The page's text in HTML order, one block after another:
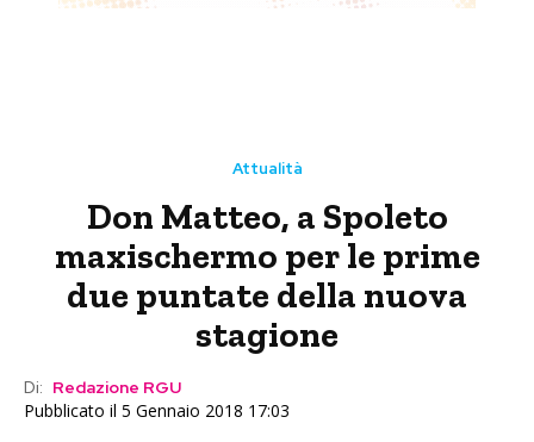
Attualità
Don Matteo, a Spoleto
maxischermo per le prime
due puntate della nuova
stagione
Di: Redazione RGU
Pubblicato il 5 Gennaio 2018 17:03